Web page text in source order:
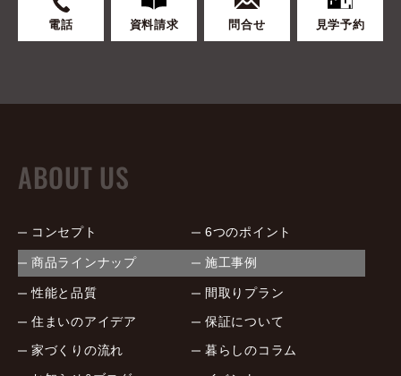
電話 資料請求 問合せ 見学予約
ABOUT US
コンセプト 6つのポイント
商品ラインナップ 施工事例
性能と品質
間取りプラン
住まいのアイデア
保証について
家づくりの流れ
暮らしのコラム